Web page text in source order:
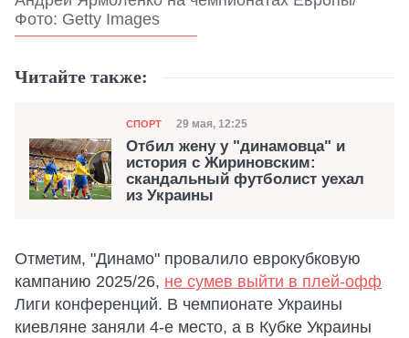
Фото: Getty Images
Читайте также:
Категория
СПОРТ Дата публикации
29 мая, 12:25
Отбил жену у "динамовца" и
история с Жириновским:
скандальный футболист уехал
из Украины
Отметим, "Динамо" провалило еврокубковую
кампанию 2025/26, не сумев выйти в плей-офф
Лиги конференций. В чемпионате Украины
киевляне заняли 4-е место, а в Кубке Украины